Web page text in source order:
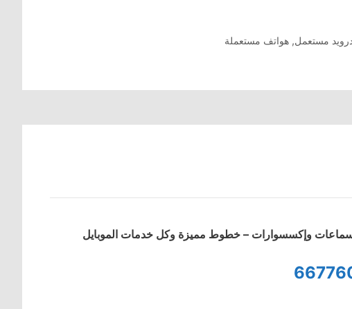
مستعمل, هواتف مستعملة
– سماعات وإكسسوارات – خطوط مميزة وكل خدمات الموبايل